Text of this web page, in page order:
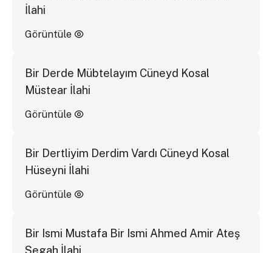
İlahi
Görüntüle
Bir Derde Mübtelayım Cüneyd Kosal
Müstear İlahi
Görüntüle
Bir Dertliyim Derdim Vardı Cüneyd Kosal
Hüseyni İlahi
Görüntüle
Bir Ismi Mustafa Bir Ismi Ahmed Amir Ateş
Segah İlahi